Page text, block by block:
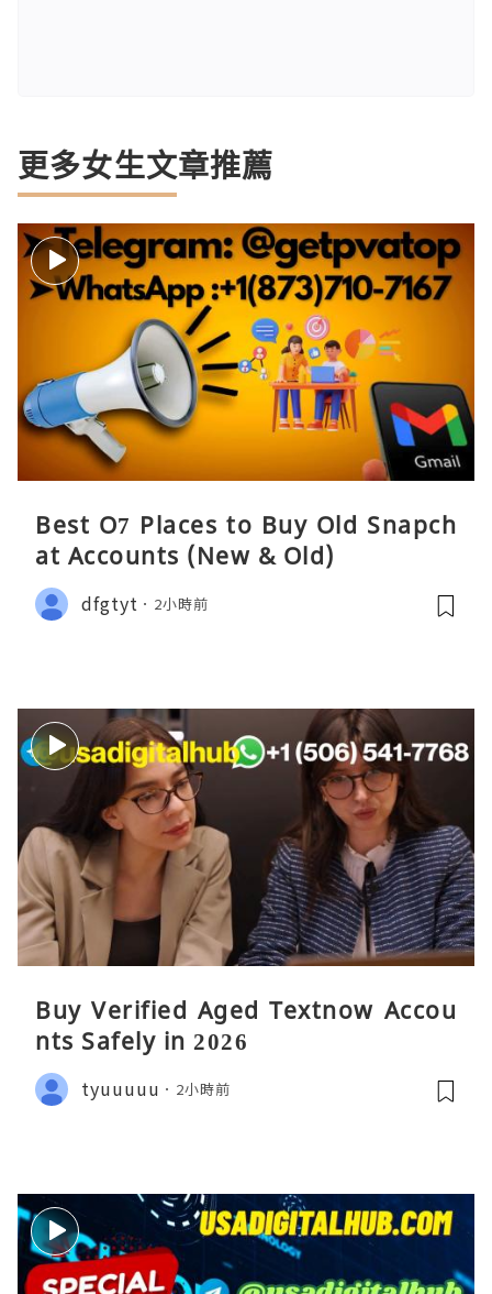
更多女生文章推薦
Best O7 Places to Buy Old Snapch
at Accounts (New & Old)
dfgtyt 2小時前
Buy Verified Aged Textnow Accou
nts Safely in 2026
tyuuuuu 2小時前